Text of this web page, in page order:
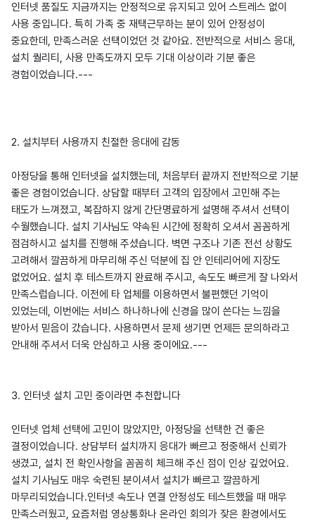
인터넷 품질도 지금까지는 안정적으로 유지되고 있어 스트레스 없이
사용 중입니다. 특히 가족 중 재택근무하는 분이 있어 안정성이
중요한데, 만족스러운 선택이었던 것 같아요. 전반적으로 서비스 응대,
설치 퀄리티, 사용 만족도까지 모두 기대 이상이라 기분 좋은
경험이었습니다.---
2. 설치부터 사용까지 친절한 응대에 감동
아정당을 통해 인터넷을 설치했는데, 처음부터 끝까지 전반적으로 기분
좋은 경험이었습니다. 상담할 때부터 고객의 입장에서 고민해 주는
태도가 느껴졌고, 복잡하지 않게 간단명료하게 설명해 주셔서 선택이
수월했습니다. 설치 기사님도 약속된 시간에 정확히 오셔서 꼼꼼하게
점검하시고 설치를 진행해 주셨습니다. 벽면 구조나 기존 전선 상황도
고려해서 깔끔하게 마무리해 주신 덕분에 집 안 인테리어에 지장도
없었어요. 설치 후 테스트까지 완료해 주시고, 속도도 빠르게 잘 나와서
만족스럽습니다. 이전에 타 업체를 이용하면서 불편했던 기억이
있었는데, 이번에는 서비스 하나하나에 신경을 많이 쓴다는 느낌을
받아서 믿음이 갔습니다. 사용하면서 문제 생기면 언제든 문의하라고
안내해 주셔서 더욱 안심하고 사용 중이에요.---
3. 인터넷 설치 고민 중이라면 추천합니다
인터넷 업체 선택에 고민이 많았지만, 아정당을 선택한 건 좋은
결정이었습니다. 상담부터 설치까지 응대가 빠르고 정중해서 신뢰가
생겼고, 설치 전 확인사항을 꼼꼼히 체크해 주신 점이 인상 깊었어요.
설치 기사님도 매우 숙련된 분이셔서 설치가 빠르고 깔끔하게
마무리되었습니다.인터넷 속도나 연결 안정성도 테스트했을 때 매우
만족스러웠고, 요즘처럼 영상통화나 온라인 회의가 잦은 환경에서도